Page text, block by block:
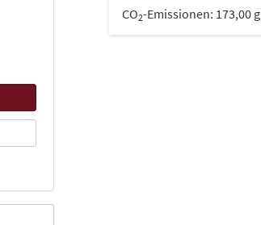
CO2-Emissionen: 173,00